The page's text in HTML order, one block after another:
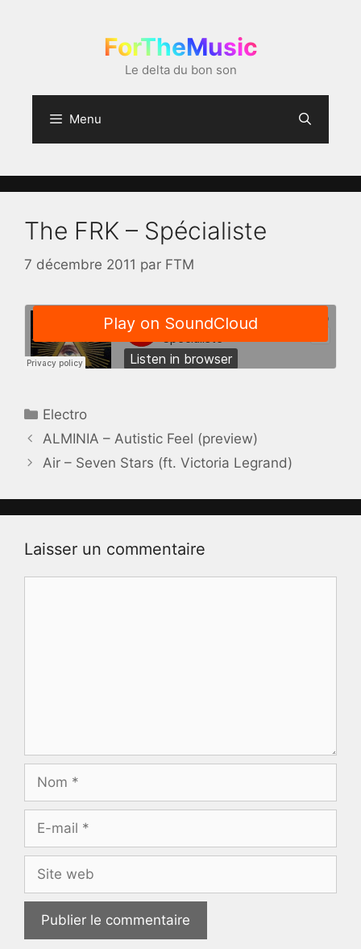
ForTheMusic
Le delta du bon son
Menu
The FRK – Spécialiste
7 décembre 2011 par FTM
Catégories
Electro
ALMINIA – Autistic Feel (preview)
Air – Seven Stars (ft. Victoria Legrand)
Laisser un commentaire
mail
web